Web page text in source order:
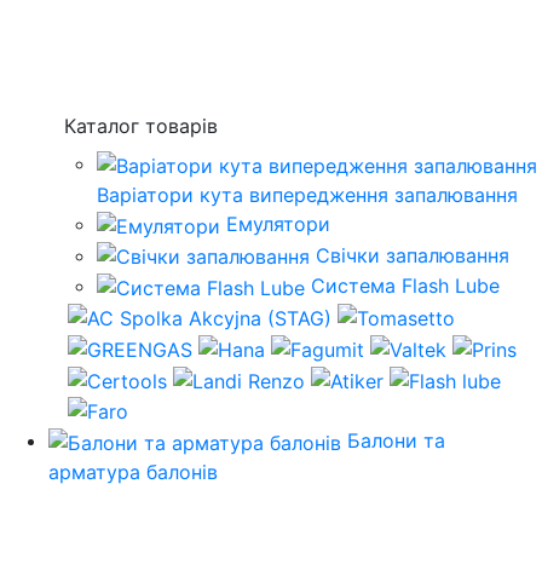
Каталог товарів
Варіатори кута випередження запалювання
Емулятори
Свічки запалювання
Система Flash Lube
Балони та
арматура балонів